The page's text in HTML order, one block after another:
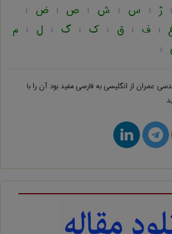
| ژ | س | ش | ص | ض |
| ف | ق | ک | گ | ل | م
|
عمران از انگلیسی به فارسیمفید بود آن را با